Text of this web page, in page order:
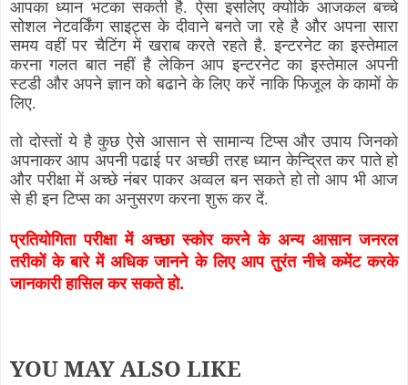
आपका ध्यान भटका सकती है. ऐसा इसलिए क्योकि आजकल बच्चे
सोशल नेटवर्किंग साइट्स के दीवाने बनते जा रहे है और अपना सारा
समय वहीं पर चैटिंग में खराब करते रहते है. इन्टरनेट का इस्तेमाल
करना गलत बात नहीं है लेकिन आप इन्टरनेट का इस्तेमाल अपनी
स्टडी और अपने ज्ञान को बढाने के लिए करें नाकि फिजूल के कामों के
लिए.
तो दोस्तों ये है कुछ ऐसे आसान से सामान्य टिप्स और उपाय जिनको
अपनाकर आप अपनी पढाई पर अच्छी तरह ध्यान केन्द्रित कर पाते हो
और परीक्षा में अच्छे नंबर पाकर अव्वल बन सकते हो तो आप भी आज
से ही इन टिप्स का अनुसरण करना शुरू कर दें.
प्रतियोगिता परीक्षा में अच्छा स्कोर करने के अन्य आसान जनरल
तरीकों के बारे में अधिक जानने के लिए आप तुरंत नीचे कमेंट करके
जानकारी हासिल कर सकते हो.
YOU MAY ALSO LIKE